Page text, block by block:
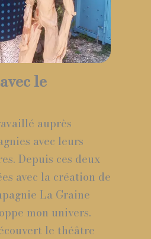
le
auprès
avec leurs
Depuis ces deux
avec la création de
La Graine
mon univers.
le théâtre